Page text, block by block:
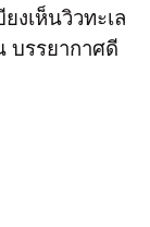
งเห็นวิวทะเล
บรรยากาศดี